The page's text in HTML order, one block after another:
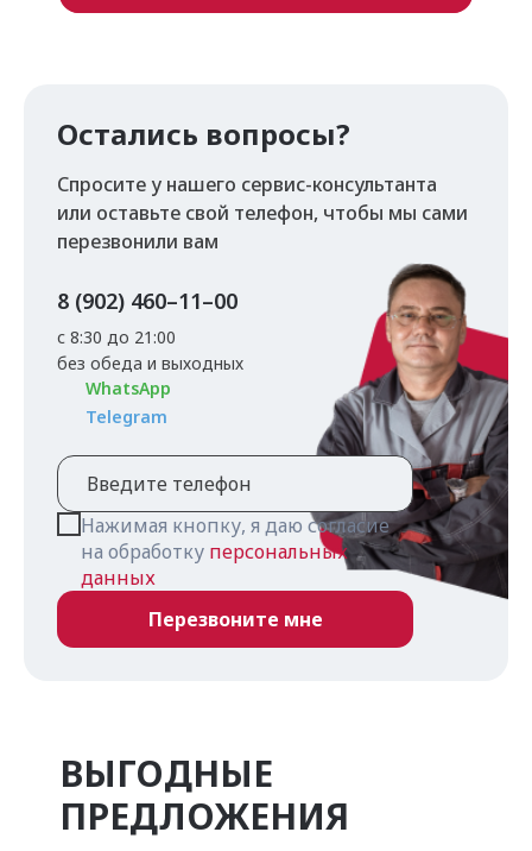
Остались вопросы?
Спросите у нашего сервис-консультанта
или оставьте свой телефон, чтобы мы сами
перезвонили вам
Нажимая кнопку, я даю согласие
на обработку персональных
данных
8 (902) 460–11–00
с 8:30 до 21:00
без обеда и выходных
WhatsApp
Telegram
ВЫГОДНЫЕ
ПРЕДЛОЖЕНИЯ